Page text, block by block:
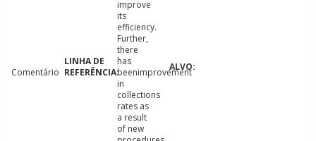
Comentário
improve
its
efficiency.
Further,
there
has
beenimprovement
in
collections
rates as
a result
of new